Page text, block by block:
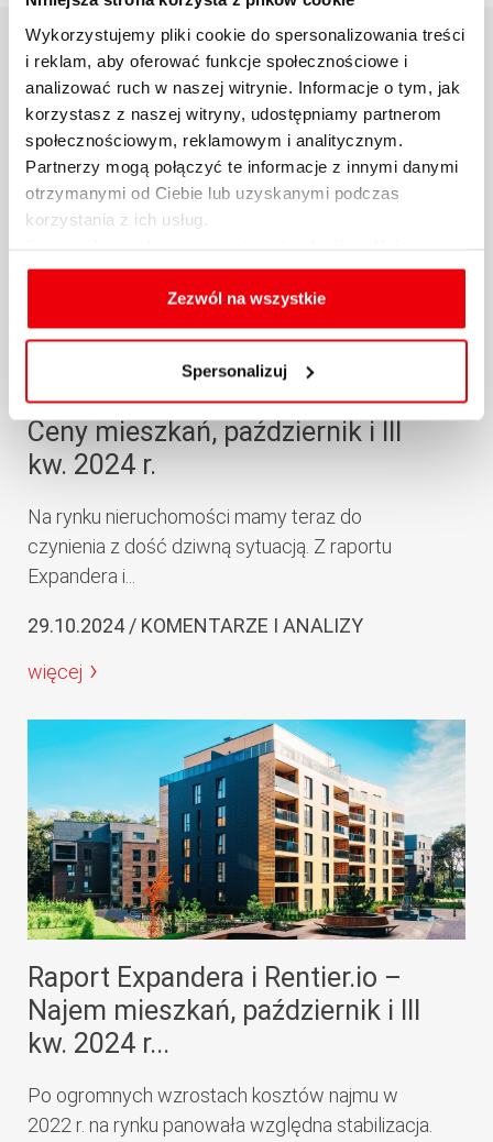
Wykorzystujemy pliki cookie do spersonalizowania treści
i reklam, aby oferować funkcje społecznościowe i
analizować ruch w naszej witrynie. Informacje o tym, jak
korzystasz z naszej witryny, udostępniamy partnerom
społecznościowym, reklamowym i analitycznym.
Partnerzy mogą połączyć te informacje z innymi danymi
otrzymanymi od Ciebie lub uzyskanymi podczas
korzystania z ich usług.
cookies, celu i sposobu korzystania z nich przez nas
oraz zmiany ustawień plików cookies a także ich
usuwania z przeglądarki internetowej, znajdują się
Zezwól na wszystkie
Spersonalizuj
POWIĄZANE AKTUALNOŚCI
Raport Expandera i Rentier.io –
Ceny mieszkań, październik i III
kw. 2024 r.
Na rynku nieruchomości mamy teraz do
czynienia z dość dziwną sytuacją. Z raportu
Expandera i...
29.10.2024 / KOMENTARZE I ANALIZY
więcej
Raport Expandera i Rentier.io –
Najem mieszkań, październik i III
kw. 2024 r...
Po ogromnych wzrostach kosztów najmu w
2022 r. na rynku panowała względna stabilizacja.